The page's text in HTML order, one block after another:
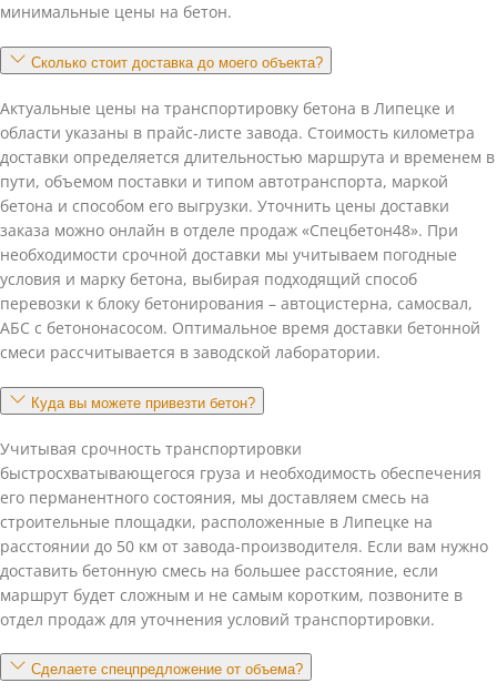
минимальные цены на бетон.
Сколько стоит доставка до моего объекта?
Актуальные цены на транспортировку бетона в Липецке и
области указаны в прайс-листе завода. Стоимость километра
доставки определяется длительностью маршрута и временем в
пути, объемом поставки и типом автотранспорта, маркой
бетона и способом его выгрузки. Уточнить цены доставки
заказа можно онлайн в отделе продаж «Спецбетон48». При
необходимости срочной доставки мы учитываем погодные
условия и марку бетона, выбирая подходящий способ
перевозки к блоку бетонирования – автоцистерна, самосвал,
АБС с бетононасосом. Оптимальное время доставки бетонной
смеси рассчитывается в заводской лаборатории.
Куда вы можете привезти бетон?
Учитывая срочность транспортировки
быстросхватывающегося груза и необходимость обеспечения
его перманентного состояния, мы доставляем смесь на
строительные площадки, расположенные в Липецке на
расстоянии до 50 км от завода-производителя. Если вам нужно
доставить бетонную смесь на большее расстояние, если
маршрут будет сложным и не самым коротким, позвоните в
отдел продаж для уточнения условий транспортировки.
Сделаете спецпредложение от объема?